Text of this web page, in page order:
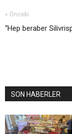
« Önceki
“Hep beraber
SON HABERLER